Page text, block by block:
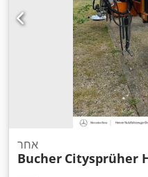
אחר
Bucher Citysprüher